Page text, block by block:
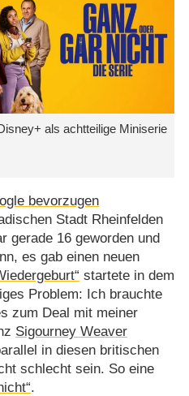
als achtteilige Miniserie
bevorzugen
Stadt Rheinfelden
gerade 16 geworden und
es gab einen neuen
startete in dem
Problem: Ich brauchte
zum Deal mit meiner
Sigourney Weaver
in diesen britischen
schlecht sein. So eine
.